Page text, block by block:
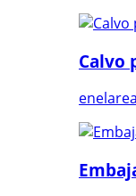
Calvo
enelarea